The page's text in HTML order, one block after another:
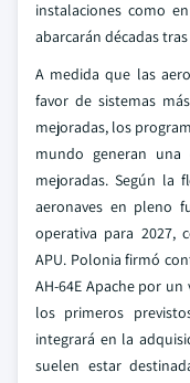
instalaciones como
abarcarán décadas
A medida que las
favor de sistemas
mejoradas, los
mundo generan una
mejoradas. Según la
aeronaves en pleno
operativa para 2027,
APU. Polonia firmó
AH-64E Apache por
los primeros
integrará en la
suelen estar